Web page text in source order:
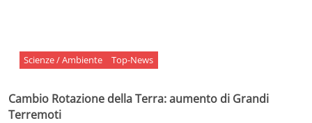
Scienze / Ambiente Top-News
Cambio Rotazione della Terra: aumento di Grandi
Terremoti